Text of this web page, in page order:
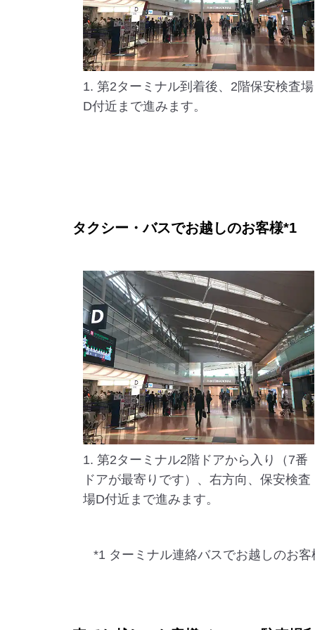
1. 第2ターミナル到着後、2階保安検査場
D付近まで進みます。
タクシー・バスでお越しのお客様*1
1. 第2ターミナル2階ドアから入り（7番
ドアが最寄りです）、右方向、保安検査
場D付近まで進みます。
*1 ターミナル連絡バスでお越しのお